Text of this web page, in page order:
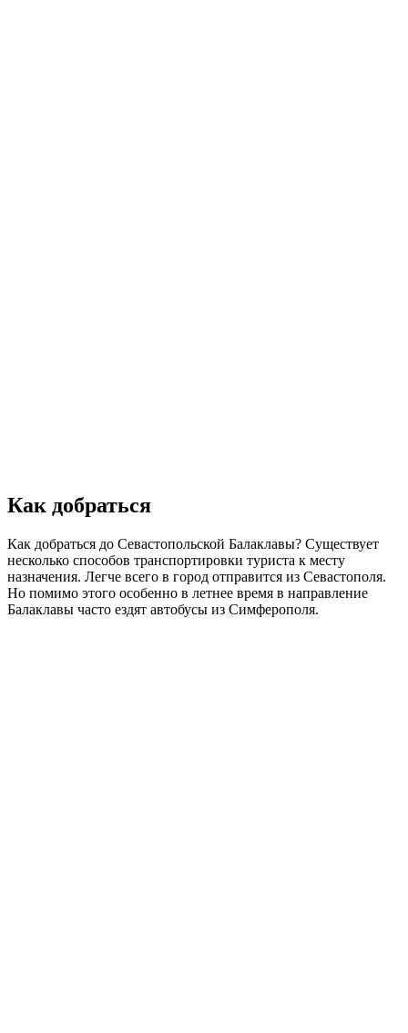
Как добраться
Как добраться до Севастопольской Балаклавы? Существует
несколько способов транспортировки туриста к месту
назначения. Легче всего в город отправится из Севастополя.
Но помимо этого особенно в летнее время в направление
Балаклавы часто ездят автобусы из Симферополя.